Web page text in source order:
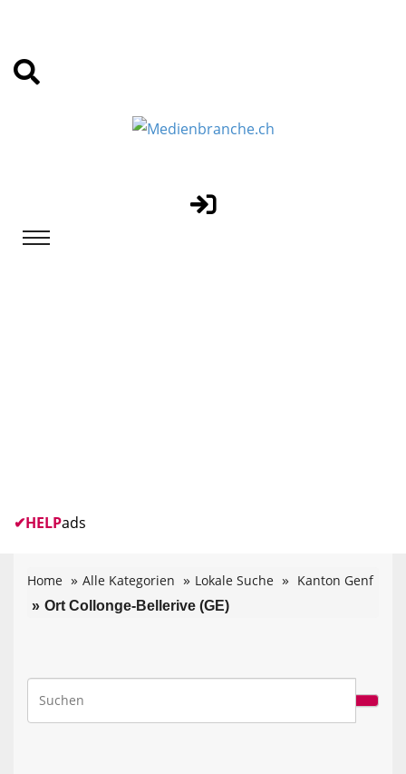
✔HELPads
Home Alle Kategorien Lokale Suche Kanton Genf
Ort Collonge-Bellerive (GE)